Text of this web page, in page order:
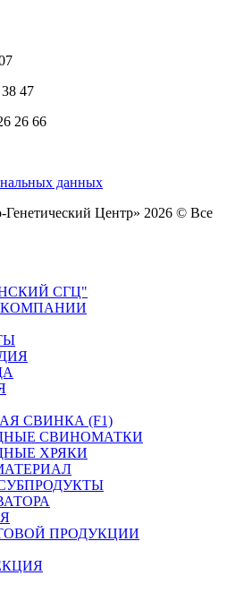
47
26 66
данных
Центр» 2026 © Все
СГЦ"
СВИНКА (F1)
СВИНОМАТКИ
ХРЯКИ
ПРОДУКЦИИ